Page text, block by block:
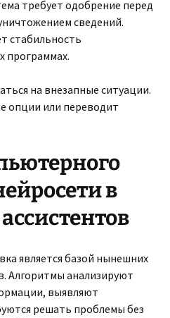
требует одобрение перед
сведений.
стабильность
программах.
на внезапные ситуации.
опции или переводит
в
является базой нынешних
Алгоритмы анализируют
выявляют
решать проблемы без